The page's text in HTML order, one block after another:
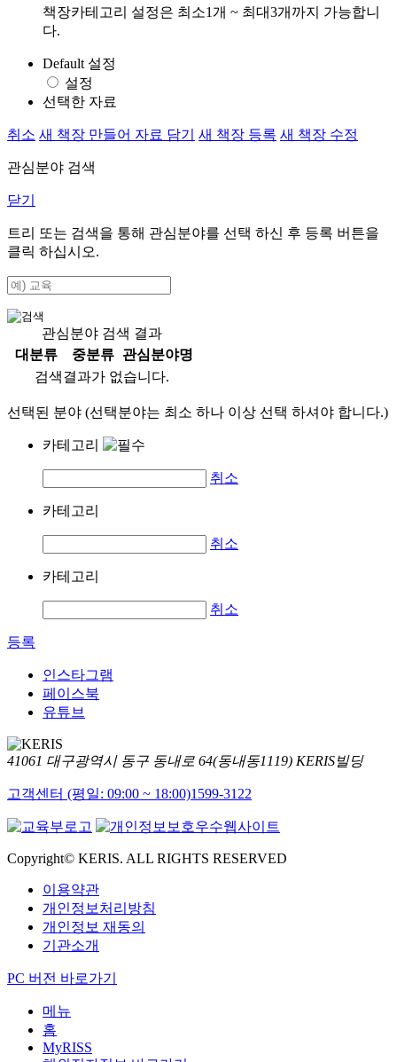
책장카테고리 설정은 최소1개 ~ 최대3개까지 가능합니
다.
Default 설정
설정
선택한 자료
취소 새 책장 만들어 자료 담기 새 책장 등록 새 책장 수정
관심분야 검색
닫기
트리 또는 검색을 통해 관심분야를 선택 하신 후 등록 버튼을
클릭 하십시오.
관심분야 검색 결과
대분류
중분류
관심분야명
검색결과가 없습니다.
선택된 분야 (선택분야는 최소 하나 이상 선택 하셔야 합니다.)
카테고리
취소
카테고리
취소
카테고리
취소
등록
인스타그램
페이스북
유튜브
41061 대구광역시 동구 동내로 64(동내동1119) KERIS빌딩
고객센터 (평일: 09:00 ~ 18:00)1599-3122
Copyright© KERIS. ALL RIGHTS RESERVED
이용약관
개인정보처리방침
개인정보 재동의
기관소개
PC 버전 바로가기
메뉴
홈
MyRISS